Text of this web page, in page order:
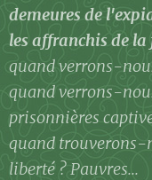
demeures de
les affranchis de la
quand verrons-
quand verrons-
prisonnières
quand trouverons-
liberté ? Pauvres...